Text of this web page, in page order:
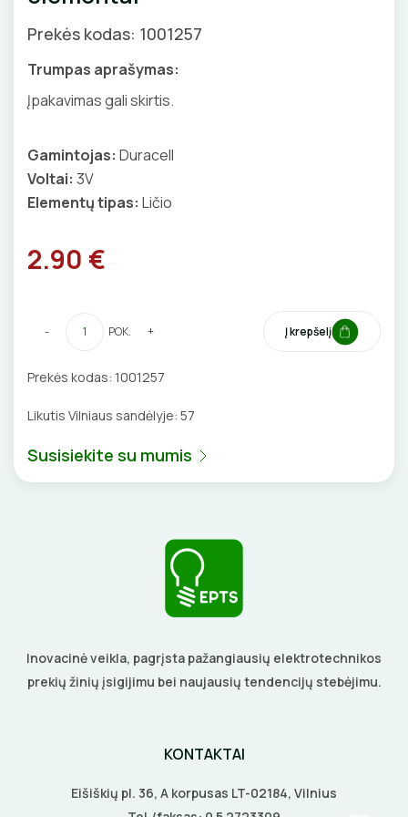
Šviestuvų priedai
ANTGALIAI
KABELIAI, LAIDAI
ILGIKLIAI/ KIŠTUKAI
IZOLIACINĖS JUOSTOS
SANDARIKLIAI
TVIRTINIMO DETALĖS
GRINDINĖS DĖŽUTĖS
BATERIJOS
ŽAIBOSAUGA IR ĮŽEMINIMAS
GELINĖS JUNGTYS
Įkrovimo stotelės
AUTOMATINIAI JUNGIKLIAI
KONTAKTORIAI
ATSUKTUVAI
REPLĖS
ELEKTRINIS ŠILDYMAS
Prekės kodas: 1001257
Trumpas aprašymas:
Įpakavimas gali skirtis.
Gamintojas: Duracell
Voltai: 3V
Elementų tipas: Ličio
2.90 €
- POK. + Į krepšelį
Prekės kodas: 1001257
Likutis Vilniaus sandėlyje: 57
Susisiekite su mumis
Inovacinė veikla, pagrįsta pažangiausių elektrotechnikos
prekių žinių įsigijimu bei naujausių tendencijų stebėjimu.
KONTAKTAI
Eišiškių pl. 36, A korpusas LT-02184, Vilnius